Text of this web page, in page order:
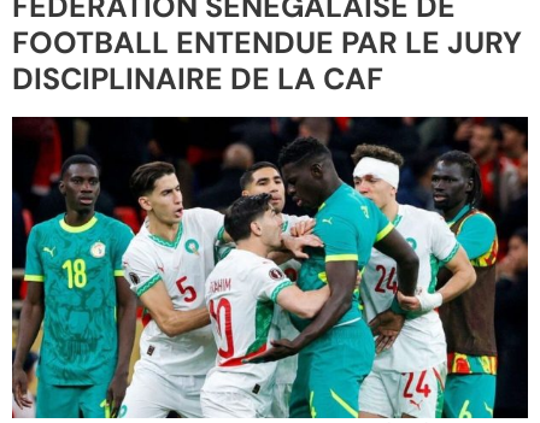
FOOTBALL ENTENDUE PAR LE JURY
DISCIPLINAIRE DE LA CAF